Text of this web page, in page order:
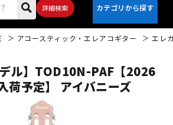
詳細検索
アコースティック・エレアコギター エレ
デル】TOD10N-PAF【2026
荷予定】 アイバニーズ